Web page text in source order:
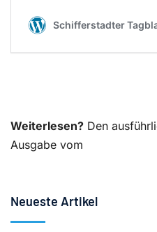
Weiterlesen? Den
Ausgabe vom
Neueste Artikel